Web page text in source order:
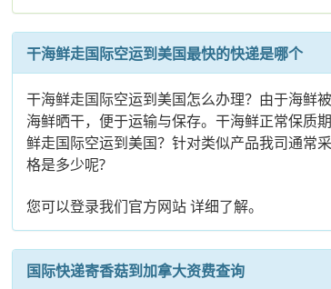
干海鲜走国际空运到美国最快的快递是哪个
干海鲜走国际空运到美国怎么办理？由于海鲜
海鲜晒干，便于运输与保存。干海鲜正常保质
鲜走国际空运到美国？针对类似产品我司通常
格是多少呢?
您可以登录我们官方网站 详细了解。
国际快递寄香菇到加拿大资费查询